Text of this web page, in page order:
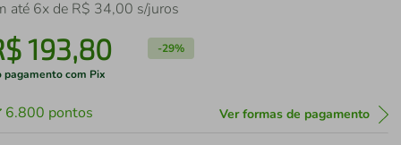
até 6x de R$ 34,00 s/juros
193,80 -29%
pagamento com Pix
6.800 pontos Ver formas de pagamento